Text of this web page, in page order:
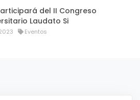
del II Congreso
Laudato Si
Eventos